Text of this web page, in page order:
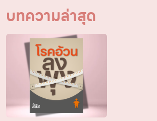
บทความล่าสุด